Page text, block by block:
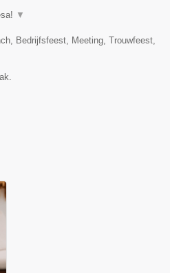
▼
Bedrijfsfeest, Meeting, Trouwfeest,